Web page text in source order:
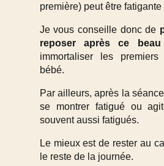
première) peut être fatigante
Je vous conseille donc de
reposer après ce beau
immortaliser les
bébé.
Par ailleurs, après la
se montrer fatigué ou
souvent aussi fatigués.
Le mieux est de rester au
le reste de la journée.